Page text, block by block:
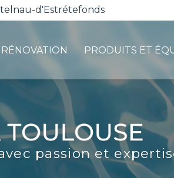
d'Estrétefonds
RÉNOVATION PRODUITS ET
Les pompes à
La filtration
Les robots piscines
Volets et sécurité
La stérilisation
passion et